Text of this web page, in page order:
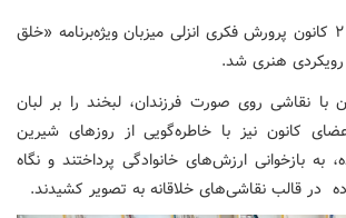
هم‌چنین مرکز شماره ۲ کانون پرورش فکری انزلی میزبان ویژه‌برنامه «خلق
رویکردی هنری شد.
با نقاشی روی صورت فرزندان، لبخند را بر لبان
کانون نیز با خاطره‌گویی از روزهای شیرین
به بازخوانی ارزش‌های خانوادگی پرداختند و نگاه
در قالب نقاشی‌های خلاقانه به تصویر کشیدند.